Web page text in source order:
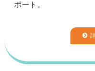
ポート。